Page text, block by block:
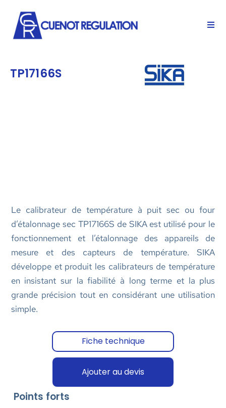
TP17166S
Le calibrateur de température à puit sec ou four
d’étalonnage sec TP17166S de SIKA est utilisé pour le
fonctionnement et l’étalonnage des appareils de
mesure et des capteurs de température. SIKA
développe et produit les calibrateurs de température
en insistant sur la fiabilité à long terme et la plus
grande précision tout en considérant une utilisation
simple.
Fiche technique
Ajouter au devis
Points forts